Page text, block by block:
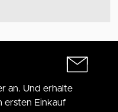
als Layering-Pieces
Knöpfen
getragen, bieten sie extra
an. Und erhalte
ersten Einkauf